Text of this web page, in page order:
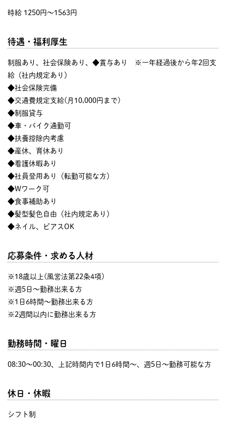
時給 1250円〜1563円
待遇・福利厚生
制服あり、社会保険あり、◆賞与あり ※一年経過後から年2回支
給（社内規定あり）
◆社会保険完備
◆交通費規定支給(月10,000円まで)
◆制服貸与
◆車・バイク通勤可
◆扶養控除内考慮
◆産休、育休あり
◆看護休暇あり
◆社員登用あり（転勤可能な方）
◆Wワーク可
◆食事補助あり
◆髪型髪色自由（社内規定あり）
◆ネイル、ピアスOK
応募条件・求める人材
※18歳以上(風営法第22条4項)
※週5日～勤務出来る方
※1日6時間～勤務出来る方
※2週間以内に勤務出来る方
勤務時間・曜日
08:30〜00:30、上記時間内で1日6時間～、週5日～勤務可能な方
休日・休暇
シフト制